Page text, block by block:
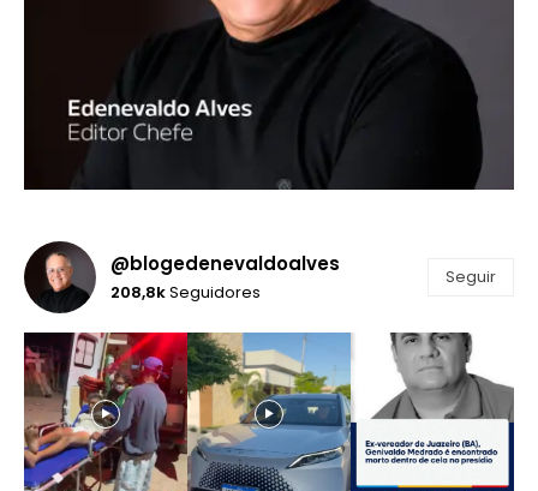
@blogedenevaldoalves
208,8kSeguidores
Seguir